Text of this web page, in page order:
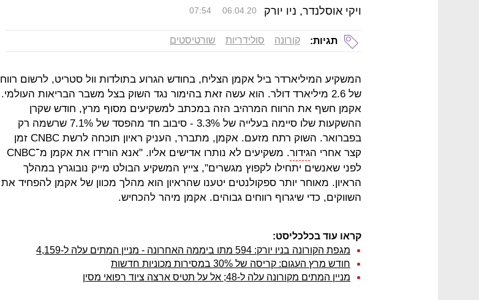
ויקי אוסלנדר, ניו יורק 07:54 06.04.20
תגיות: קורונה סולידריות שורטיסטים
המשקיע המיליארדר ביל אקמן הצליח, בחודש הגרוע בתולדות וול סטריט, לרשום רווח
של 2.6 מיליארד דולר. הוא עשה זאת בהימור נגד השוק בצל משבר הבריאות העולמי.
אקמן חשף את הרווח המרהיב הזה במכתב למשקיעים מסוף מרץ, חודש שקרן
ההשקעות שלו סיימה בעלייה של 3.3% - סיבוב חד מהפסד של 7.1% שרשמה רק
בפברואר. השוק רתח מזעם. אקמן, מתברר, העניק ראיון תוכחה לרשת CNBC זמן
קצר אחרי הגידור
. משקיעים לא נותרו אדישים אליו. "אנא הורידו את אקמן מ־CNBC
לפני שאנשים יתחילו לקפוץ מגשרים", צייץ המשקיע הבולט מייק נובוגרץ במהלך
הראיון. מאוחר יותר ספקולנטים יטענו שהראיון הוא מהלך מכוון של אקמן להפחיד את
השווקים, כדי שיגרוף רווחים גבוהים. אקמן מיהר להכחיש.
קראו עוד בכלכליסט:
מגפת הקורונה בניו יורק: 594 מתו ביממה האחרונה - מניין המתים עלה ל-4,159
חודש מרץ העגום: קריסה של 30% במסירות מכוניות חדשות
מניין המתים מקורונה עלה ל-48; אל על תטיס ארצה ציוד רפואי מסין